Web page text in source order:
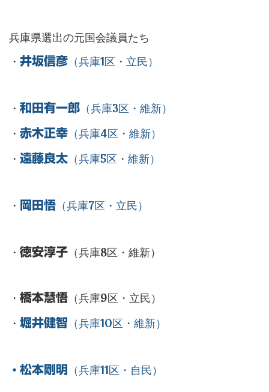
兵庫県選出の元国会議員たち
・ 井坂信彦 （兵庫1区・立民）
・ 和田有一郎 （兵庫3区・維新）
・ 赤木正幸 （兵庫4区・維新）
・ 遠藤良太 （兵庫5区・維新）
・ 岡田悟 （兵庫7区・立民）
・ 徳安淳子 （兵庫8区・維新）
・ 橋本慧悟 （兵庫9区・立民）
・ 堀井健智 （兵庫10区・維新）
・ 松本剛明 （兵庫11区・自民）